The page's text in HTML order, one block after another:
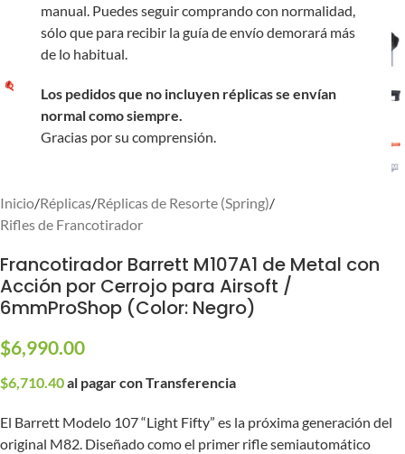
manual. Puedes seguir comprando con normalidad,
sólo que para recibir la guía de envío demorará más
de lo habitual.
Los pedidos que no incluyen réplicas se envían
normal como siempre.
Gracias por su comprensión.
Inicio/Réplicas/Réplicas de Resorte (Spring)/
Rifles de Francotirador
Francotirador Barrett M107A1 de Metal con
Acción por Cerrojo para Airsoft /
6mmProShop (Color: Negro)
$6,990.00
$6,710.40al pagar con Transferencia
El Barrett Modelo 107 “Light Fifty” es la próxima generación del
original M82. Diseñado como el primer rifle semiautomático